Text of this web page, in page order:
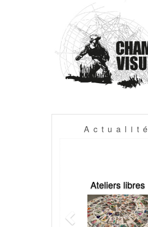
Actualité
Ateliers libres